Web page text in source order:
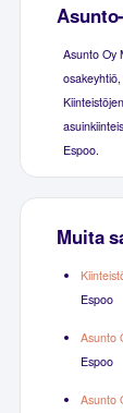
Asunto Oy
Espoo.
Muita
Espoo
Asunto
Espoo
Asunto